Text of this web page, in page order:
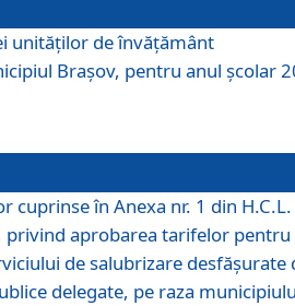
unităţilor de învăţământ
Braşov, pentru anul şcolar
cuprinse în Anexa nr. 1 din H.C.L.
aprobarea tarifelor pentru
de salubrizare desfăşurate
delegate, pe raza